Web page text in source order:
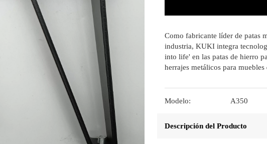
Como fabricante líder de patas
industria, KUKI integra
into life' en las patas de hierro
herrajes metálicos para muebles
Modelo: A350
Descripción del Producto